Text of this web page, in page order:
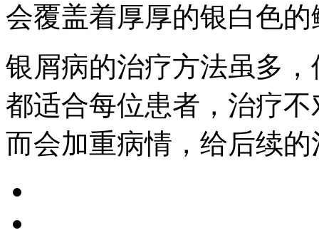
会覆盖着厚厚的银白色的
银屑病的治疗方法虽多
都适合每位患者，治疗
而会加重病情，给后续